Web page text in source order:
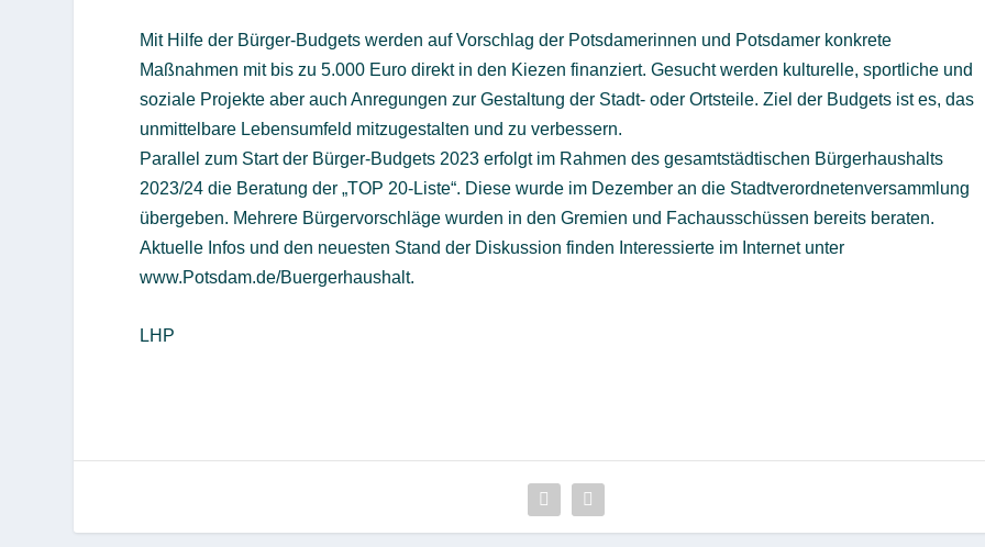
Mit Hilfe der Bürger-Budgets werden auf Vorschlag der Potsdamerinnen und Potsdamer konkrete
Maßnahmen mit bis zu 5.000 Euro direkt in den Kiezen finanziert. Gesucht werden kulturelle, sportliche und
soziale Projekte aber auch Anregungen zur Gestaltung der Stadt- oder Ortsteile. Ziel der Budgets ist es, das
unmittelbare Lebensumfeld mitzugestalten und zu verbessern.
Parallel zum Start der Bürger-Budgets 2023 erfolgt im Rahmen des gesamtstädtischen Bürgerhaushalts
2023/24 die Beratung der „TOP 20-Liste“. Diese wurde im Dezember an die Stadtverordnetenversammlung
übergeben. Mehrere Bürgervorschläge wurden in den Gremien und Fachausschüssen bereits beraten.
Aktuelle Infos und den neuesten Stand der Diskussion finden Interessierte im Internet unter
www.Potsdam.de/Buergerhaushalt.
LHP